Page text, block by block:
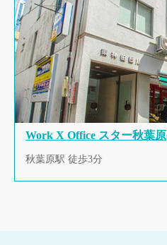
Work X Office スター秋葉
秋葉原駅 徒歩3分